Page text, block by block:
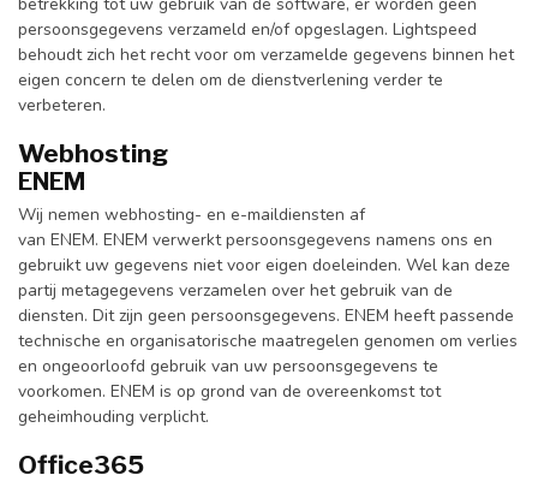
persoonsgegevens verzameld en/of opgeslagen. Lightspeed
behoudt zich het recht voor om verzamelde gegevens binnen het
eigen concern te delen om de dienstverlening verder te
verbeteren.
Webhosting
ENEM
Wij nemen webhosting- en e-maildiensten af
van ENEM. ENEM verwerkt persoonsgegevens namens ons en
gebruikt uw gegevens niet voor eigen doeleinden. Wel kan deze
partij metagegevens verzamelen over het gebruik van de
diensten. Dit zijn geen persoonsgegevens. ENEM heeft passende
technische en organisatorische maatregelen genomen om verlies
en ongeoorloofd gebruik van uw persoonsgegevens te
voorkomen. ENEM is op grond van de overeenkomst tot
geheimhouding verplicht.
Office365